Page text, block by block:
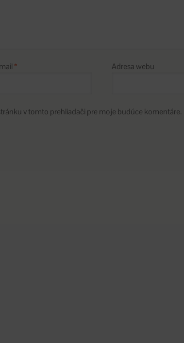
* Adresa webu
v tomto prehliadači pre moje budúce komentáre.